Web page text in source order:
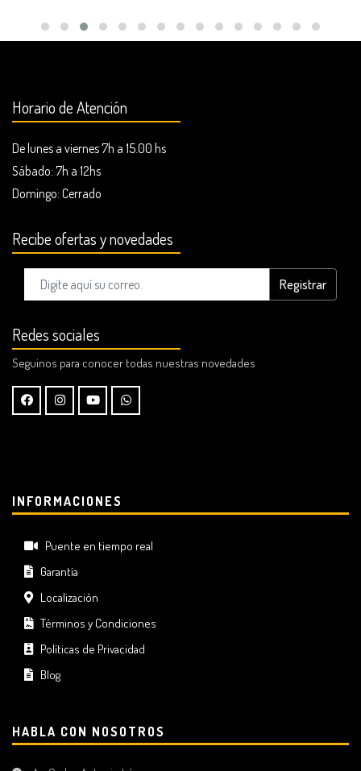
Horario de Atención
De lunes a viernes 7h a 15.00 hs
Sábado: 7h a 12hs
Domingo: Cerrado
Recibe ofertas y novedades
Registrar
Redes sociales
Seguinos para conocer todas nuestras novedades
INFORMACIONES
Puente en tiempo real
Garantía
Localización
Términos y Condiciones
Políticas de Privacidad
Blog
HABLA CON NOSOTROS